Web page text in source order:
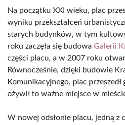
Na początku XXI wieku, plac
wyniku przekształceń
starych budynków, w tym
roku zaczęła się budowa Galerii
części placu, a w 2007 roku
Równocześnie, dzięki budowie
Komunikacyjnego, plac
ożywił to ważne miejsce w
W nowej odsłonie placu, jedną z